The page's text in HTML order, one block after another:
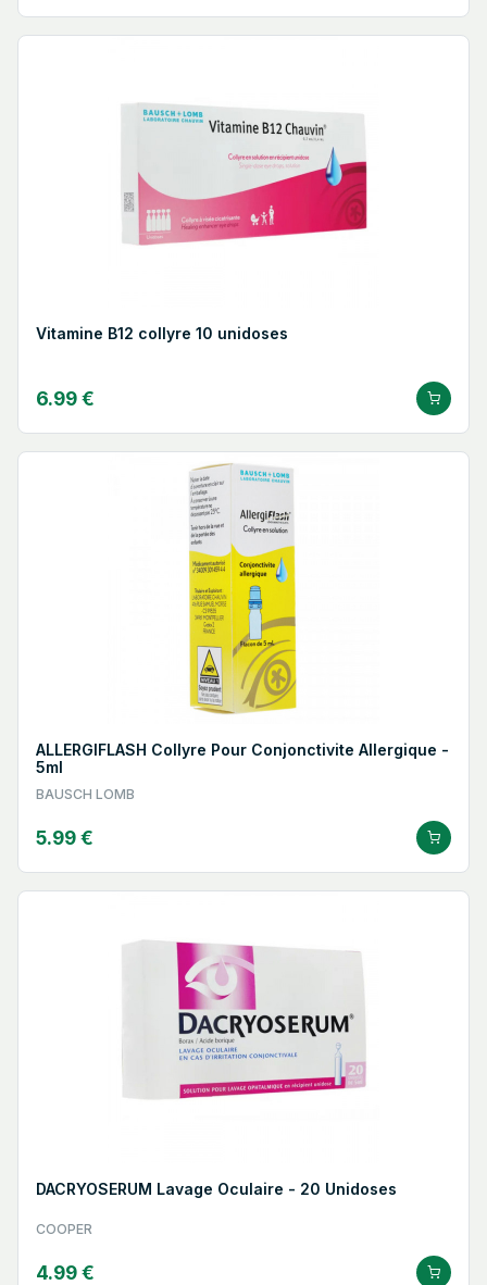
Vitamine B12 collyre 10 unidoses
6.99 €
ALLERGIFLASH Collyre Pour Conjonctivite Allergique -
5ml
BAUSCH LOMB
5.99 €
DACRYOSERUM Lavage Oculaire - 20 Unidoses
COOPER
4.99 €